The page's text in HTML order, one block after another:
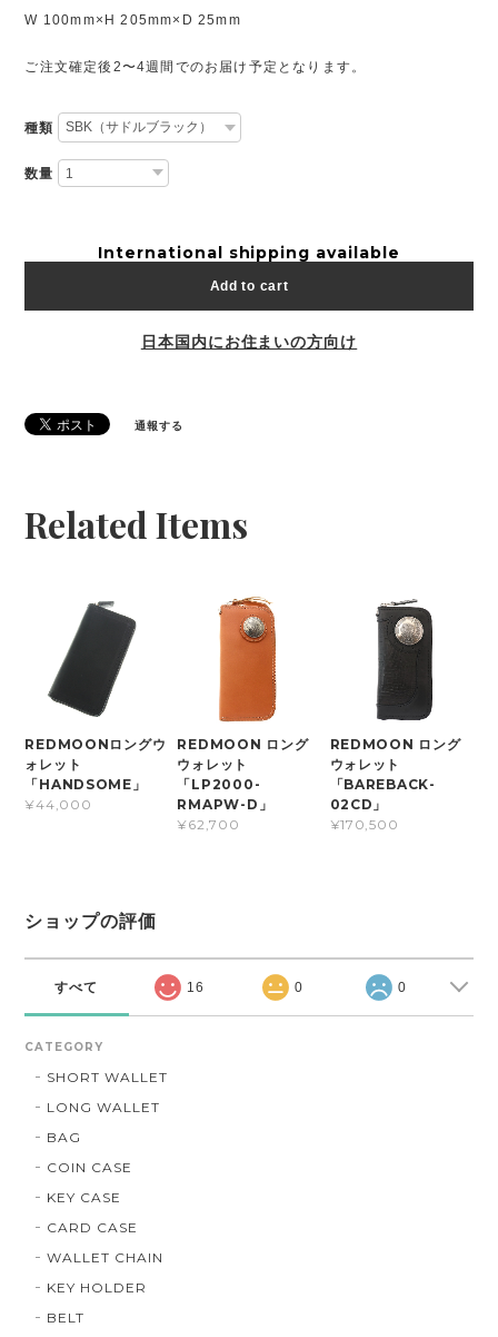
W 100mm×H 205mm×D 25mm
ご注文確定後2〜4週間でのお届け予定となります。
種類
数量
International shipping available
Add to cart
日本国内にお住まいの方向け
通報する
Related Items
REDMOONロングウ
ォレット
「HANDSOME」
¥44,000
REDMOON ロング
ウォレット
「LP2000-
RMAPW-D」
¥62,700
REDMOON ロング
ウォレット
「BAREBACK-
02CD」
¥170,500
ショップの評価
すべて 16 0 0
CATEGORY
SHORT WALLET
LONG WALLET
BAG
COIN CASE
KEY CASE
CARD CASE
WALLET CHAIN
KEY HOLDER
BELT